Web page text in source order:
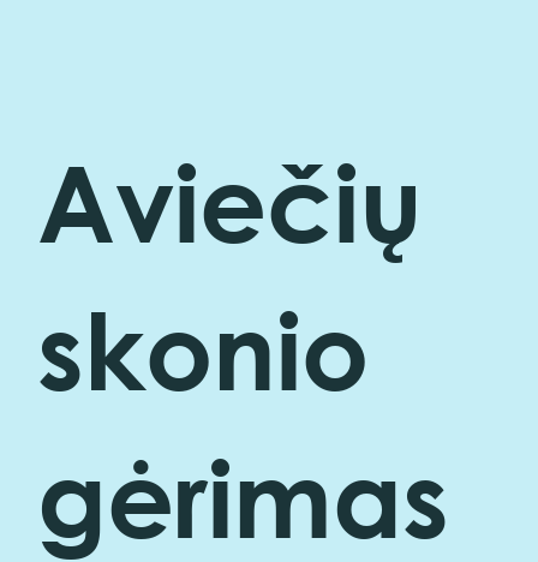
Aviečių
skonio
gėrimas